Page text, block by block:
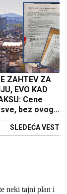
ZAHTEV ZA
EVO KAD
Cene
bez ovog
SLEDEĆA VEST
neki tajni plan i